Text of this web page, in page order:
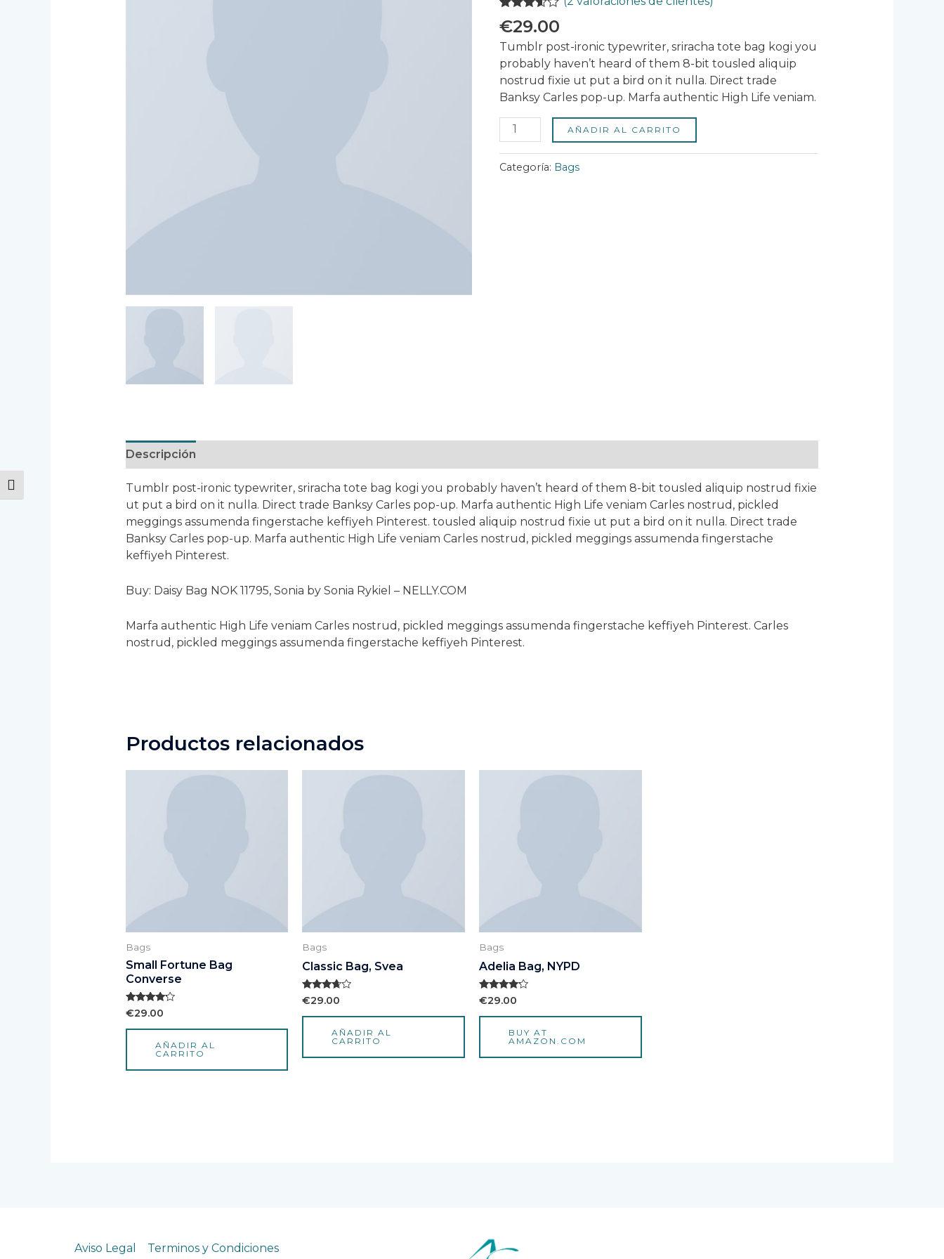
ALTERNAR ALTO CONTRASTE
Valorado
con3.50
de 5 en
base a
2
valoraciones
clientes
€29.00
Tumblr post-ironic typewriter, sriracha tote bag kogi you
probably haven’t heard of them 8-bit tousled aliquip
nostrud fixie ut put a bird on it nulla. Direct trade
Banksy Carles pop-up. Marfa authentic High Life veniam.
AÑADIR AL CARRITO
Categoría: Bags
Descripción
Tumblr post-ironic typewriter, sriracha tote bag kogi you probably haven’t heard of them 8-bit tousled aliquip nostrud fixie
ut put a bird on it nulla. Direct trade Banksy Carles pop-up. Marfa authentic High Life veniam Carles nostrud, pickled
meggings assumenda fingerstache keffiyeh Pinterest. tousled aliquip nostrud fixie ut put a bird on it nulla. Direct trade
Banksy Carles pop-up. Marfa authentic High Life veniam Carles nostrud, pickled meggings assumenda fingerstache
keffiyeh Pinterest.
Buy: Daisy Bag NOK 11795, Sonia by Sonia Rykiel – NELLY.COM
Marfa authentic High Life veniam Carles nostrud, pickled meggings assumenda fingerstache keffiyeh Pinterest. Carles
nostrud, pickled meggings assumenda fingerstache keffiyeh Pinterest.
Productos relacionados
Bags
Small Fortune Bag
Converse
Valorado
con
4.00
€29.00
AÑADIR AL
CARRITO
Bags
Classic Bag, Svea
Valorado
con
3.50
€29.00
AÑADIR AL
CARRITO
Bags
Adelia Bag, NYPD
Valorado
con
4.00
€29.00
BUY AT
AMAZON.COM
Aviso Legal
Terminos y Condiciones